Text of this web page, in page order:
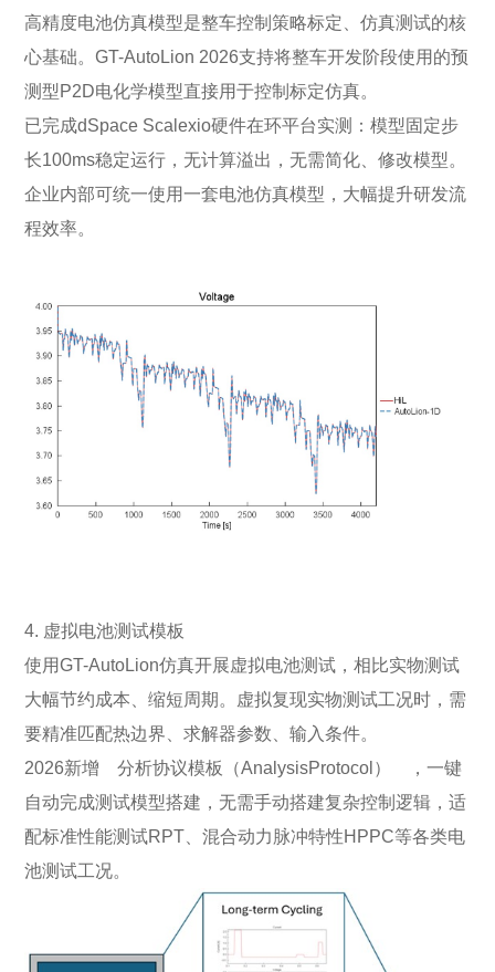
高精度电池仿真模型是整车控制策略标定、仿真测试的核
心基础。GT-AutoLion 2026支持将整车开发阶段使用的预
测型P2D电化学模型直接用于控制标定仿真。
已完成dSpace Scalexio硬件在环平台实测：模型固定步
长100ms稳定运行，无计算溢出，无需简化、修改模型。
企业内部可统一使用一套电池仿真模型，大幅提升研发流
程效率。
4. 虚拟电池测试模板
使用GT-AutoLion仿真开展虚拟电池测试，相比实物测试
大幅节约成本、缩短周期。虚拟复现实物测试工况时，需
要精准匹配热边界、求解器参数、输入条件。
2026新增 分析协议模板（AnalysisProtocol） ，一键
自动完成测试模型搭建，无需手动搭建复杂控制逻辑，适
配标准性能测试RPT、混合动力脉冲特性HPPC等各类电
池测试工况。